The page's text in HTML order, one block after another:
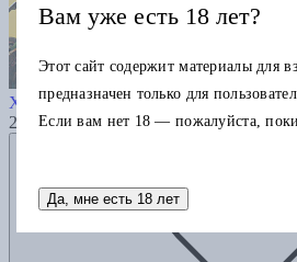
Ходоровски А. Мёбиус
2725
Вам уже есть 18 лет?
Этот сайт содержит материалы для
предназначен только для
Если вам нет 18 — пожалуйста,
Да, мне есть 18 лет